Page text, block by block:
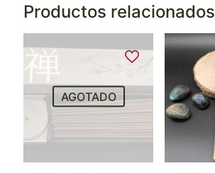
Productos relacionados
AGOTADO